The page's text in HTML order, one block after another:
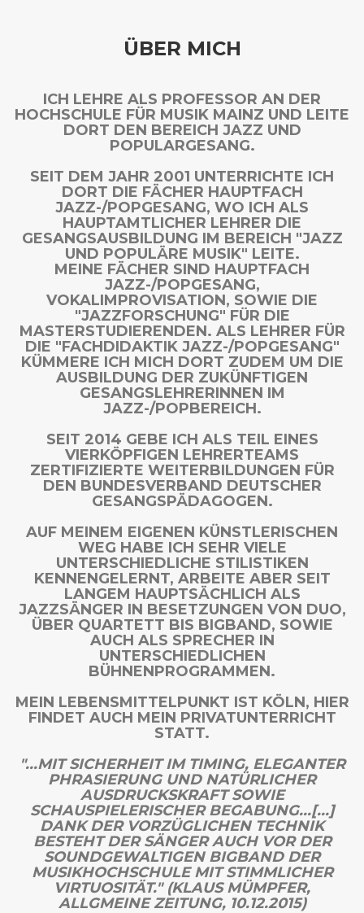
ÜBER MICH
ICH LEHRE ALS PROFESSOR AN DER
HOCHSCHULE FÜR MUSIK MAINZ UND LEITE
DORT DEN BEREICH JAZZ UND
POPULARGESANG.
SEIT DEM JAHR 2001 UNTERRICHTE ICH
DORT DIE FÄCHER HAUPTFACH
JAZZ-/POPGESANG, WO ICH ALS
HAUPTAMTLICHER LEHRER DIE
GESANGSAUSBILDUNG IM BEREICH "JAZZ
UND POPULÄRE MUSIK" LEITE.
MEINE FÄCHER SIND HAUPTFACH
JAZZ-/POPGESANG,
VOKALIMPROVISATION, SOWIE DIE
"JAZZFORSCHUNG" FÜR DIE
MASTERSTUDIERENDEN. ALS LEHRER FÜR
DIE "FACHDIDAKTIK JAZZ-/POPGESANG"
KÜMMERE ICH MICH DORT ZUDEM UM DIE
AUSBILDUNG DER ZUKÜNFTIGEN
GESANGSLEHRERINNEN IM
JAZZ-/POPBEREICH.
SEIT 2014 GEBE ICH ALS TEIL EINES
VIERKÖPFIGEN LEHRERTEAMS
ZERTIFIZIERTE WEITERBILDUNGEN FÜR
DEN BUNDESVERBAND DEUTSCHER
GESANGSPÄDAGOGEN.
AUF MEINEM EIGENEN KÜNSTLERISCHEN
WEG HABE ICH SEHR VIELE
UNTERSCHIEDLICHE STILISTIKEN
KENNENGELERNT, ARBEITE ABER SEIT
LANGEM HAUPTSÄCHLICH ALS
JAZZSÄNGER IN BESETZUNGEN VON DUO,
ÜBER QUARTETT BIS BIGBAND, SOWIE
AUCH ALS SPRECHER IN
UNTERSCHIEDLICHEN
BÜHNENPROGRAMMEN.
MEIN LEBENSMITTELPUNKT IST KÖLN, HIER
FINDET AUCH MEIN PRIVATUNTERRICHT
STATT.
"...MIT SICHERHEIT IM TIMING, ELEGANTER
PHRASIERUNG UND NATÜRLICHER
AUSDRUCKSKRAFT SOWIE
SCHAUSPIELERISCHER BEGABUNG...[...]
DANK DER VORZÜGLICHEN TECHNIK
BESTEHT DER SÄNGER AUCH VOR DER
SOUNDGEWALTIGEN BIGBAND DER
MUSIKHOCHSCHULE MIT STIMMLICHER
VIRTUOSITÄT." (KLAUS MÜMPFER,
ALLGMEINE ZEITUNG, 10.12.2015)